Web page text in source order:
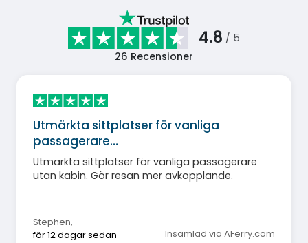
4.8 / 5
26 Recensioner
Utmärkta sittplatser för vanliga
passagerare…
Utmärkta sittplatser för vanliga passagerare
utan kabin. Gör resan mer avkopplande.
Stephen,
för 12 dagar sedan
Insamlad via AFerry.com